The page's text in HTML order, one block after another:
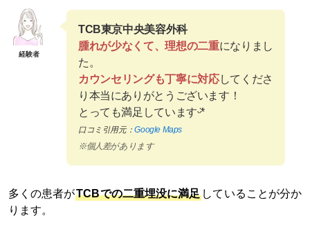
経験者
TCB東京中央美容外科
腫れが少なくて、理想の二重になりまし
た。
カウンセリングも丁寧に対応してくださ
り本当にありがとうございます！
とっても満足していますᵕ̈*‬
口コミ引用元：Google Maps
※個人差があります
多くの患者がTCBでの二重埋没に満足 していることが分か
ります。